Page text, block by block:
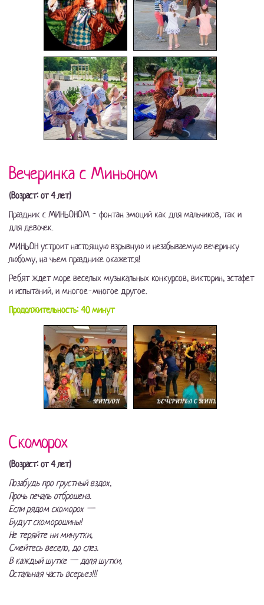
Вечеринка с Миньоном
(Возраст: от 4 лет)
Праздник с МИНЬОНОМ - фонтан эмоций как для мальчиков, так и
для девочек.
МИНЬОН устроит настоящую взрывную и незабываемую вечеринку
любому, на чьем празднике окажется!
Ребят ждет море веселых музыкальных конкурсов, викторин, эстафет
и испытаний, и многое-многое другое.
Продолжительность: 40 минут
Скоморох
(Возраст: от 4 лет)
Позабудь про грустный вздох,
Прочь печаль отброшена.
Если рядом скоморох —
Будут скоморошины!
Не теряйте ни минутки,
Смейтесь весело, до слез.
В каждый шутке — доля шутки,
Остальная часть всерьез!!!